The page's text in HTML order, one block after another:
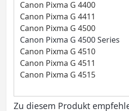
Canon Pixma G 4400
Canon Pixma G 4411
Canon Pixma G 4500
Canon Pixma G 4500 Series
Canon Pixma G 4510
Canon Pixma G 4511
Canon Pixma G 4515
Zu diesem Produkt